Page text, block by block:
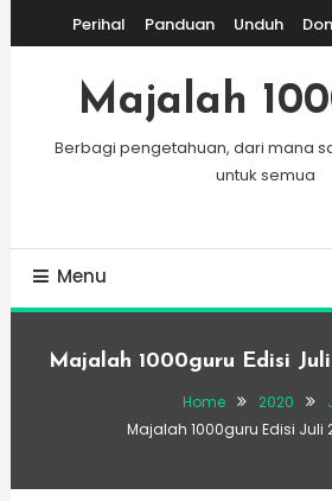
To
Content
Perihal Panduan Unduh
Majalah
Berbagi pengetahuan, dari mana
untuk semua
Menu
Majalah 1000guru Edisi
Home 2020
Majalah 1000guru Edisi Juli